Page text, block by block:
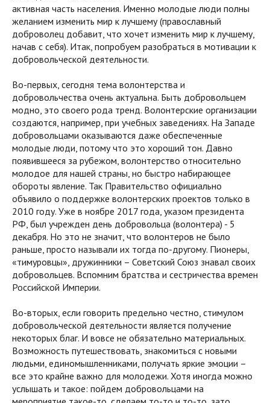
активная часть населения. Именно молодые люди полны
желанием изменить мир к лучшему (православный
доброволец добавит, что хочет изменить мир к лучшему,
начав с себя). Итак, попробуем разобраться в мотивации к
добровольческой деятельности.
Во-первых, сегодня тема волонтерства и
добровольчества очень актуальна. Быть добровольцем
модно, это своего рода тренд. Волонтерские организации
создаются, например, при учебных заведениях. На Западе
добровольцами оказываются даже обеспеченные
молодые люди, потому что это хороший тон. Давно
появившееся за рубежом, волонтерство относительно
молодое для нашей страны, но быстро набирающее
обороты явление. Так Правительство официально
объявило о поддержке волонтерских проектов только в
2010 году. Уже в ноябре 2017 года, указом президента
РФ, был учрежден день добровольца (волонтера) - 5
декабря. Но это не значит, что волонтеров не было
раньше, просто называли их тогда по-другому. Пионеры,
«тимуровцы», дружинники – Советский Союз знавал своих
добровольцев. Вспомним братства и сестричества времен
Российской Империи.
Во-вторых, если говорить предельно честно, стимулом
добровольческой деятельности является получение
некоторых благ. И вовсе не обязательно материальных.
Возможность путешествовать, знакомиться с новыми
людьми, единомышленниками, получать яркие эмоции –
все это крайне важно для молодежи. Хотя иногда можно
услышать и такое: пойдем добровольцами на